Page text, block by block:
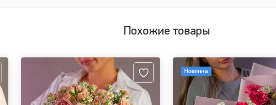
Похожие товары
Новинка